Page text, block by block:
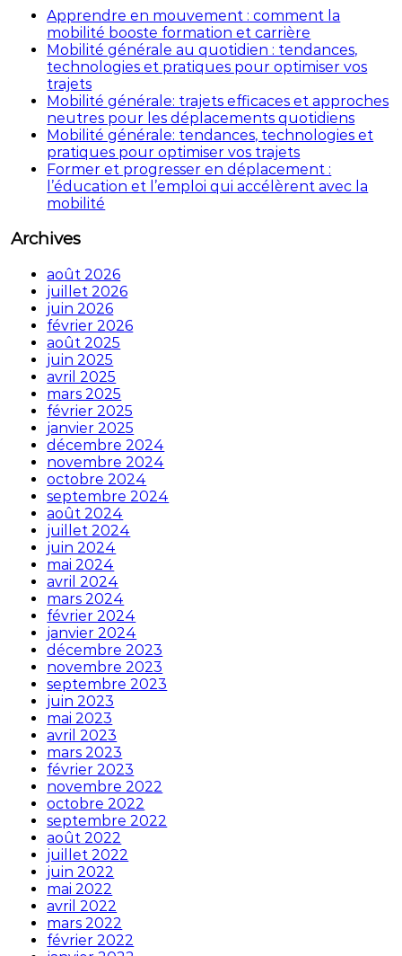
Apprendre en mouvement : comment la
mobilité booste formation et carrière
Mobilité générale au quotidien : tendances,
technologies et pratiques pour optimiser vos
trajets
Mobilité générale: trajets efficaces et approches
neutres pour les déplacements quotidiens
Mobilité générale: tendances, technologies et
pratiques pour optimiser vos trajets
Former et progresser en déplacement :
l’éducation et l’emploi qui accélèrent avec la
mobilité
Archives
août 2026
juillet 2026
juin 2026
février 2026
août 2025
juin 2025
avril 2025
mars 2025
février 2025
janvier 2025
décembre 2024
novembre 2024
octobre 2024
septembre 2024
août 2024
juillet 2024
juin 2024
mai 2024
avril 2024
mars 2024
février 2024
janvier 2024
décembre 2023
novembre 2023
septembre 2023
juin 2023
mai 2023
avril 2023
mars 2023
février 2023
novembre 2022
octobre 2022
septembre 2022
août 2022
juillet 2022
juin 2022
mai 2022
avril 2022
mars 2022
février 2022